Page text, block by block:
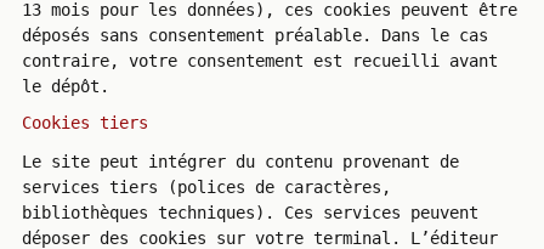
13 mois pour les données), ces cookies peuvent être
déposés sans consentement préalable. Dans le cas
contraire, votre consentement est recueilli avant
le dépôt.
Cookies tiers
Le site peut intégrer du contenu provenant de
services tiers (polices de caractères,
bibliothèques techniques). Ces services peuvent
déposer des cookies sur votre terminal. L’éditeur